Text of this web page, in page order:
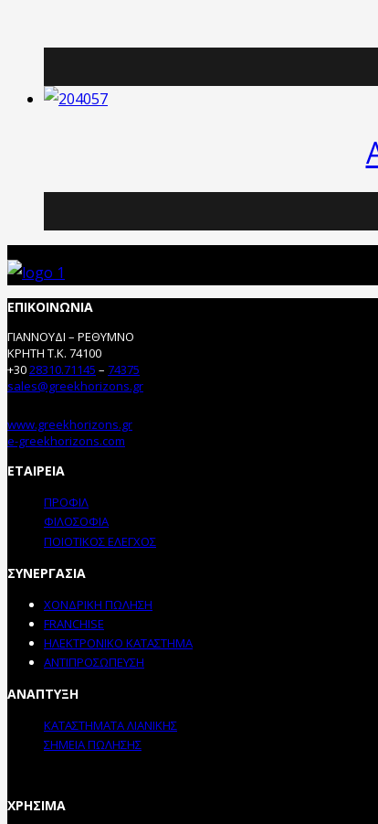
ΕΠΙΚΟΙΝΩΝΙΑ
ΓΙΑΝΝΟΥΔΙ – ΡΕΘΥΜΝΟ
ΚΡΗΤΗ Τ.Κ. 74100
+3028310.71145 – 74375
sales@greekhorizons.gr
www.greekhorizons.gr
e-greekhorizons.com
ΕΤΑΙΡΕΙΑ
ΠΡΟΦΙΛ
ΦΙΛΟΣΟΦΙΑ
ΠΟΙΟΤΙΚΟΣ ΕΛΕΓΧΟΣ
ΣΥΝΕΡΓΑΣΙΑ
ΧΟΝΔΡΙΚΗ ΠΩΛΗΣΗ
FRANCHISE
ΗΛΕΚΤΡΟΝΙΚΟ ΚΑΤΑΣΤΗΜΑ
ΑΝΤΙΠΡΟΣΩΠΕΥΣΗ
ΑΝΑΠΤΥΞΗ
ΚΑΤΑΣΤΗΜΑΤΑ ΛΙΑΝΙΚΗΣ
ΣΗΜΕΙΑ ΠΩΛΗΣΗΣ
ΧΡΗΣΙΜΑ